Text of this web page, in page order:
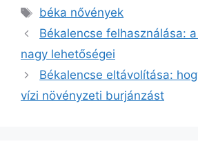
Címkék
béka nővények
Békalencse felhasználása:
nagy lehetőségei
Békalencse eltávolítása:
vízi növényzeti burjánzást